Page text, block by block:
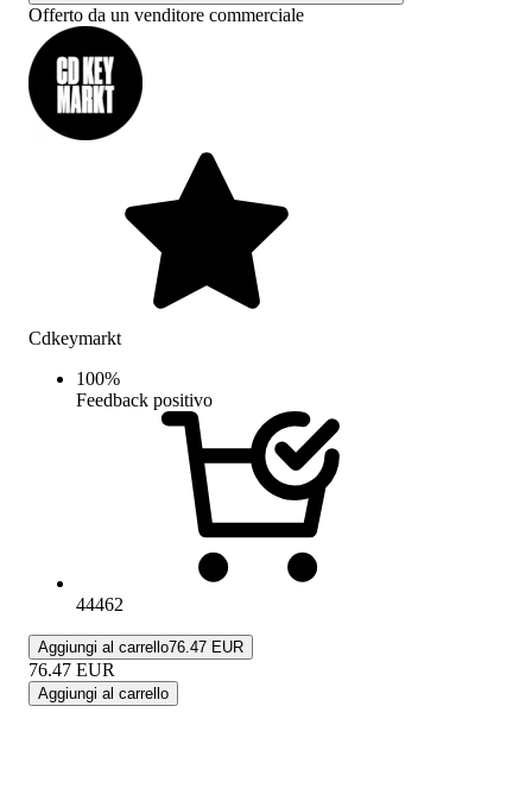
Offerto da un venditore commerciale
Cdkeymarkt
100%
Feedback positivo
44462
Aggiungi al carrello76.47 EUR
76.47 EUR
Aggiungi al carrello